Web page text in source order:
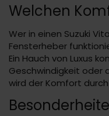
Welchen
Wer in einen Suzuki
Fensterheber
Ein Hauch von Luxus
Geschwindigkeit oder
wird der Komfort